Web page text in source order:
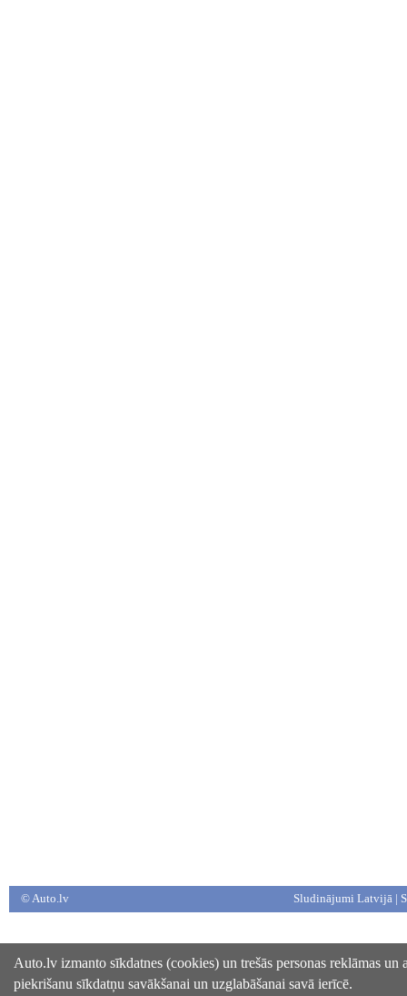
© Auto.lv Sludinājumi Latvijā |
Auto.lv izmanto sīkdatnes (cookies) un trešās personas reklāmas
piekrišanu sīkdatņu savākšanai un uzglabāšanai savā ierīcē.